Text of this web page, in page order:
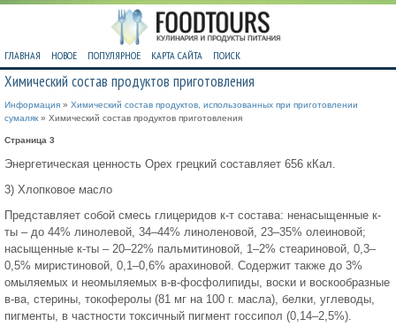
ГЛАВНАЯ НОВОЕ ПОПУЛЯРНОЕ КАРТА САЙТА ПОИСК
Химический состав продуктов приготовления
Информация » Химический состав продуктов, использованных при приготовлении
сумаляк» Химический состав продуктов приготовления
Страница 3
Энергетическая ценность Орех грецкий составляет 656 кКал.
3) Хлопковое масло
Представляет собой смесь глицеридов к-т состава: ненасыщенные к-
ты – до 44% линолевой, 34–44% линоленовой, 23–35% олеиновой;
насыщенные к-ты – 20–22% пальмитиновой, 1–2% стеариновой, 0,3–
0,5% миристиновой, 0,1–0,6% арахиновой. Содержит также до 3%
омыляемых и неомыляемых в-в-фосфолипиды, воски и воскообразные
в-ва, стерины, токоферолы (81 мг на 100 г. масла), белки, углеводы,
пигменты, в частности токсичный пигмент госсипол (0,14–2,5%).